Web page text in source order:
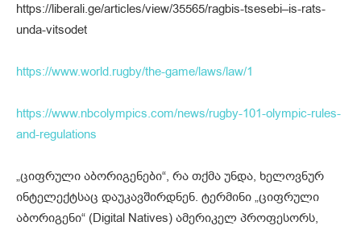
https://liberali.ge/articles/view/35565/ragbis-tsesebi–is-rats-
unda-vitsodet
https://www.world.rugby/the-game/laws/law/1
https://www.nbcolympics.com/news/rugby-101-olympic-rules-
and-regulations
„ციფრული აბორიგენები“, რა თქმა უნდა, ხელოვნურ
ინტელექტსაც დაუკავშირდნენ. ტერმინი „ციფრული
აბორიგენი“ (Digital Natives) ამერიკელ პროფესორს,